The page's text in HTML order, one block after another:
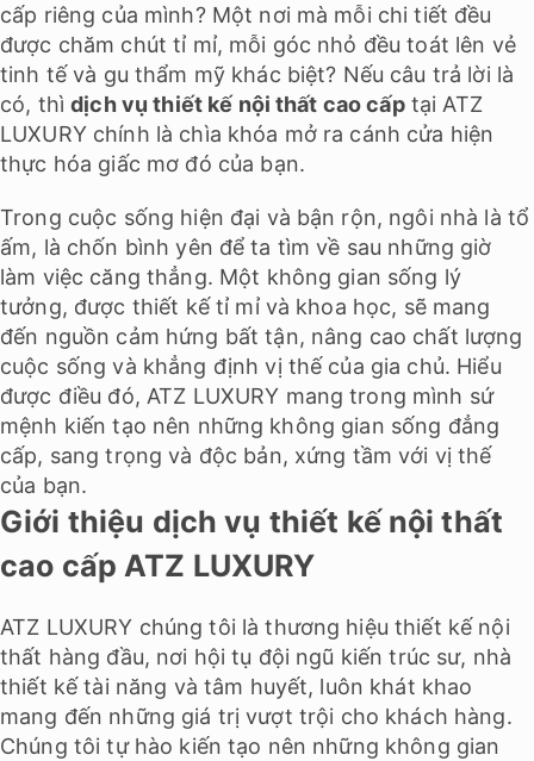
cấp riêng của mình? Một nơi mà mỗi chi tiết đều
được chăm chút tỉ mỉ, mỗi góc nhỏ đều toát lên vẻ
tinh tế và gu thẩm mỹ khác biệt? Nếu câu trả lời là
có, thìdịch vụ thiết kế nội thất cao cấptại ATZ
LUXURY chính là chìa khóa mở ra cánh cửa hiện
thực hóa giấc mơ đó của bạn.
Trong cuộc sống hiện đại và bận rộn, ngôi nhà là tổ
ấm, là chốn bình yên để ta tìm về sau những giờ
làm việc căng thẳng. Một không gian sống lý
tưởng, được thiết kế tỉ mỉ và khoa học, sẽ mang
đến nguồn cảm hứng bất tận, nâng cao chất lượng
cuộc sống và khẳng định vị thế của gia chủ. Hiểu
được điều đó, ATZ LUXURY mang trong mình sứ
mệnh kiến tạo nên những không gian sống đẳng
cấp, sang trọng và độc bản, xứng tầm với vị thế
của bạn.
Giới thiệu dịch vụ thiết kế nội thất
cao cấp ATZ LUXURY
ATZ LUXURY chúng tôi là thương hiệu thiết kế nội
thất hàng đầu, nơi hội tụ đội ngũ kiến trúc sư, nhà
thiết kế tài năng và tâm huyết, luôn khát khao
mang đến những giá trị vượt trội cho khách hàng.
Chúng tôi tự hào kiến tạo nên những không gian